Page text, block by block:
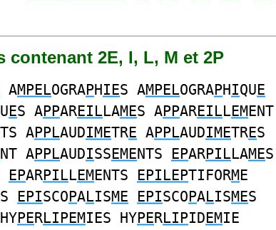
contenant 2E, I, L, M et 2P
AMPELOGRAPHIES AMPELOGRAPHIQUE
ES APPAREILLAMES APPAREILLEMENT
APPLAUDIMETRE APPLAUDIMETRES
NT APPLAUDISSEMENTS EPARPILLAMES
EPARPILLEMENTS EPILEPTIFORME
EPISCOPALISME EPISCOPALISMES
PERLIPEMIES HYPERLIPIDEMIE